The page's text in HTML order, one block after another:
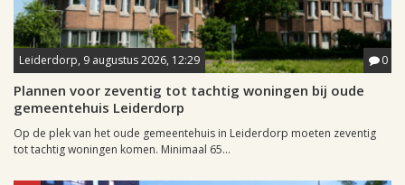
Leiderdorp, 9 augustus 2026, 12:29 0
Plannen voor zeventig tot tachtig woningen bij oude
gemeentehuis Leiderdorp
Op de plek van het oude gemeentehuis in Leiderdorp moeten zeventig
tot tachtig woningen komen. Minimaal 65...